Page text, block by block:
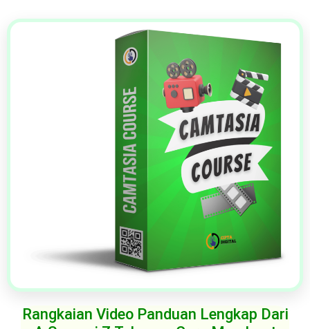
Rangkaian Video Panduan Lengkap Dari